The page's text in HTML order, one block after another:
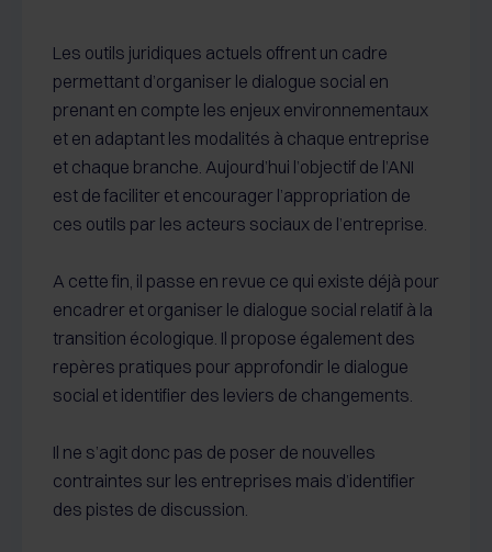
Les outils juridiques actuels offrent un cadre
permettant d’organiser le dialogue social en
prenant en compte les enjeux environnementaux
et en adaptant les modalités à chaque entreprise
et chaque branche. Aujourd’hui l’objectif de l’ANI
est de faciliter et encourager l’appropriation de
ces outils par les acteurs sociaux de l’entreprise.
A cette fin, il passe en revue ce qui existe déjà pour
encadrer et organiser le dialogue social relatif à la
transition écologique. Il propose également des
repères pratiques pour approfondir le dialogue
social et identifier des leviers de changements.
Il ne s’agit donc pas de poser de nouvelles
contraintes sur les entreprises mais d’identifier
des pistes de discussion.